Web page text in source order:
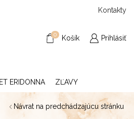
Kontakty
0 Košík Prihlásiť
ERIDONNA ZĽAVY
Návrat na predchádzajúcu stránku